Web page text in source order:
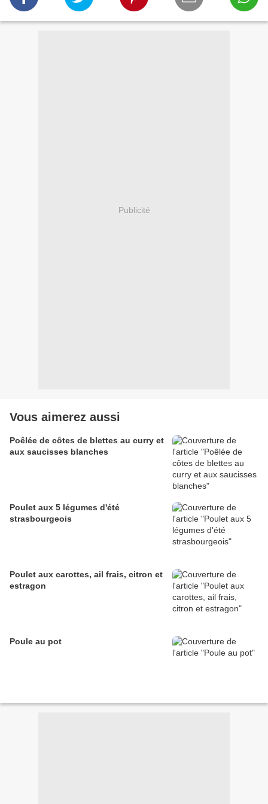
Publicité
Vous aimerez aussi
Poêlée de côtes de blettes au curry et
aux saucisses blanches
Poulet aux 5 légumes d'été
strasbourgeois
Poulet aux carottes, ail frais, citron et
estragon
Poule au pot